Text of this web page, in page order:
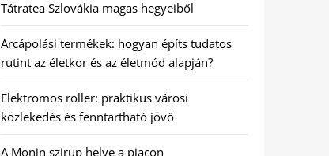
Tátratea Szlovákia magas hegyeiből
Arcápolási termékek: hogyan építs tudatos
rutint az életkor és az életmód alapján?
Elektromos roller: praktikus városi
közlekedés és fenntartható jövő
A Monin szirup helye a piacon